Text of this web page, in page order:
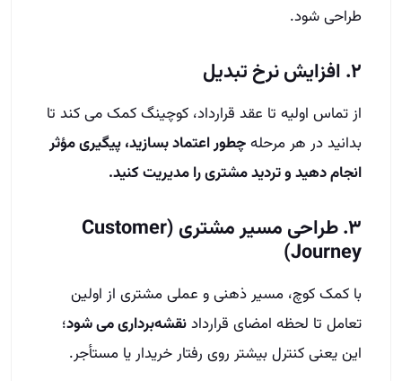
طراحی شود.
۲. افزایش نرخ تبدیل
از تماس اولیه تا عقد قرارداد، کوچینگ کمک می‌ کند تا
بدانید در هر مرحلهچطور اعتماد بسازید، پیگیری مؤثر
انجام دهید و تردید مشتری را مدیریت کنید.
۳. طراحی مسیر مشتری (Customer
Journey)
با کمک کوچ، مسیر ذهنی و عملی مشتری از اولین
تعامل تا لحظه امضای قراردادنقشه‌برداری می‌ شود؛
این یعنی کنترل بیشتر روی رفتار خریدار یا مستأجر.